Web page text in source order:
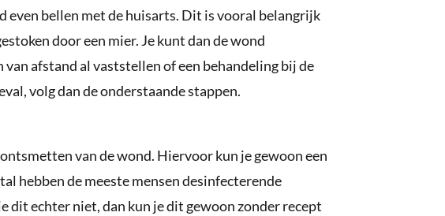
bellen met de huisarts. Dit is vooral belangrijk
door een mier. Je kunt dan de wond
afstand al vaststellen of een behandeling bij de
volg dan de onderstaande stappen.
van de wond. Hiervoor kun je gewoon een
hebben de meeste mensen desinfecterende
dit echter niet, dan kun je dit gewoon zonder recept